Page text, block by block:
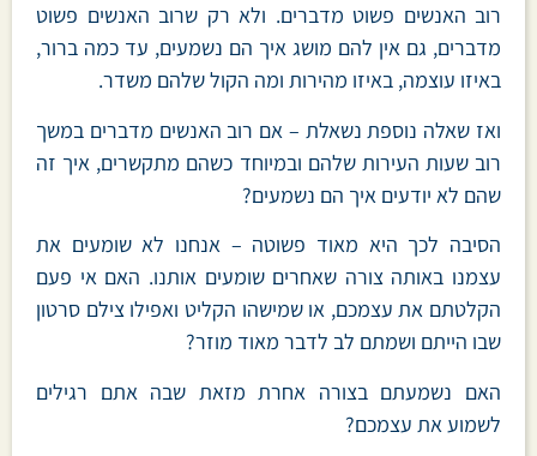
רוב האנשים פשוט מדברים. ולא רק שרוב האנשים פשוט
מדברים, גם אין להם מושג איך הם נשמעים, עד כמה ברור,
באיזו עוצמה, באיזו מהירות ומה הקול שלהם משדר.
ואז שאלה נוספת נשאלת – אם רוב האנשים מדברים במשך
רוב שעות העירות שלהם ובמיוחד כשהם מתקשרים, איך זה
שהם לא יודעים איך הם נשמעים?
הסיבה לכך היא מאוד פשוטה – אנחנו לא שומעים את
עצמנו באותה צורה שאחרים שומעים אותנו. האם אי פעם
הקלטתם את עצמכם, או שמישהו הקליט ואפילו צילם סרטון
שבו הייתם ושמתם לב לדבר מאוד מוזר?
האם נשמעתם בצורה אחרת מזאת שבה אתם רגילים
לשמוע את עצמכם?